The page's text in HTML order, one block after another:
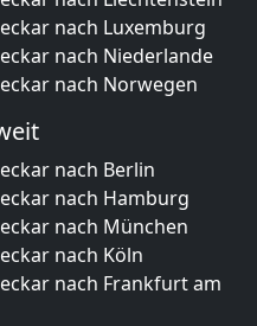
nach Luxemburg
nach Niederlande
nach Norwegen
nach Berlin
nach Hamburg
nach München
nach Köln
nach Frankfurt am